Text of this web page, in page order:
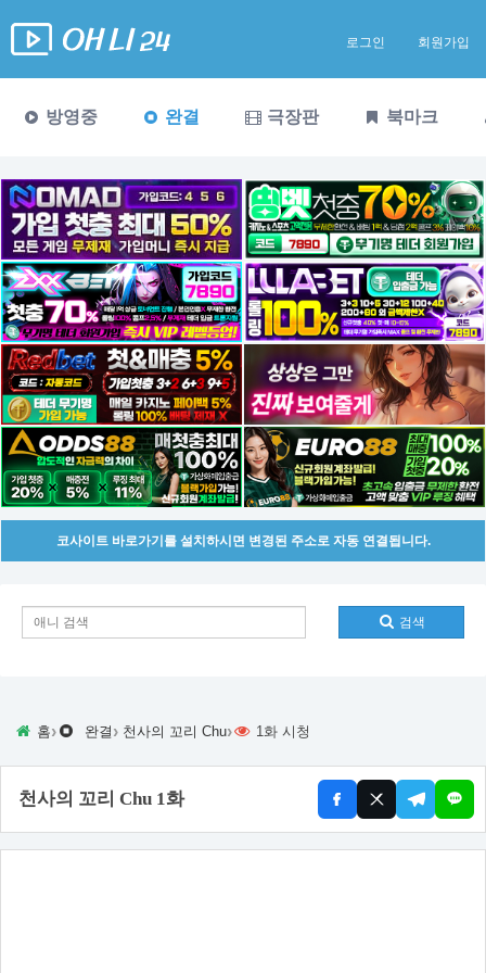
로그인 회원가입
방영중 완결 극장판 북마크
코사이트 바로가기를 설치하시면 변경된 주소로 자동 연결됩니다.
검색
홈› 완결 › 천사의 꼬리 Chu› 1화 시청
천사의 꼬리 Chu 1화